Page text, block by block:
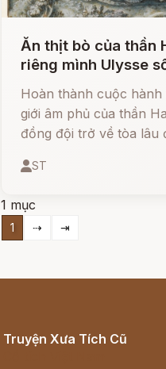
Ăn thịt bò của thần
riêng mình Ulysse
Hoàn thành cuộc
giới âm phủ của thần
đồng đội trở về tòa lâu
cho họ lương thực và
ST
1 mục
1 ⇢ ⇥
Truyện Xưa Tích Cũ